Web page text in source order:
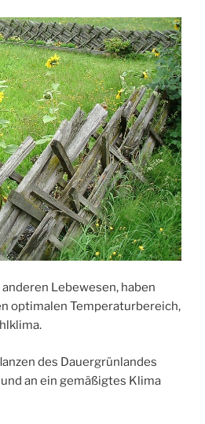
Lebewesen, haben
optimalen Temperaturbereich,
des Dauergrünlandes
und an ein gemäßigtes Klima